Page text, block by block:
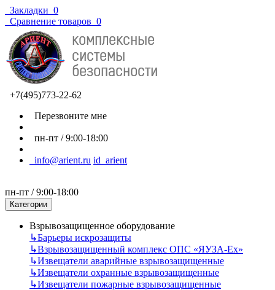
Закладки 0
Сравнение товаров 0
+7(495)773-22-62
Перезвоните мне
пн-пт / 9:00-18:00
info@arient.ru id_arient
пн-пт / 9:00-18:00
Категории
Взрывозащищенное оборудование
↳Барьеры искрозащиты
↳Взрывозащищенный комплекс ОПС «ЯУЗА-Ех»
↳Извещатели аварийные взрывозащищенные
↳Извещатели охранные взрывозащищенные
↳Извещатели пожарные взрывозащищенные